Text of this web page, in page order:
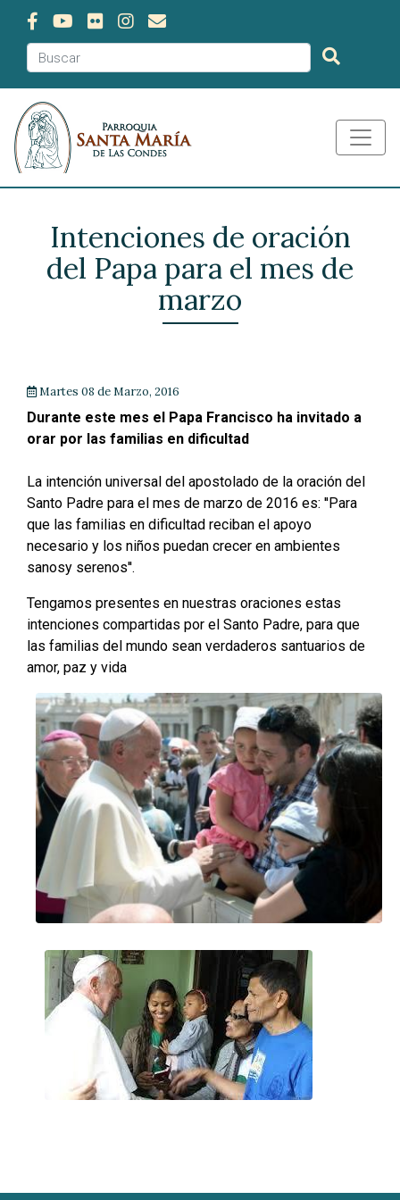
Intenciones de oración
del Papa para el mes de
marzo
Martes 08 de Marzo, 2016
Durante este mes el Papa Francisco ha invitado a
orar por las familias en dificultad
La intención universal del apostolado de la oración del
Santo Padre para el mes de marzo de 2016 es: ''Para
que las familias en dificultad reciban el apoyo
necesario y los niños puedan crecer en ambientes
sanosy serenos''.
Tengamos presentes en nuestras oraciones estas
intenciones compartidas por el Santo Padre, para que
las familias del mundo sean verdaderos santuarios de
amor, paz y vida